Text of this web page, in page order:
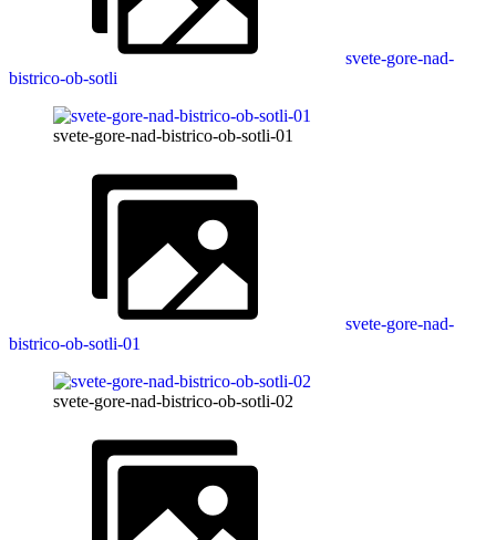
svete-gore-nad-
bistrico-ob-sotli
svete-gore-nad-bistrico-ob-sotli-01
svete-gore-nad-
bistrico-ob-sotli-01
svete-gore-nad-bistrico-ob-sotli-02